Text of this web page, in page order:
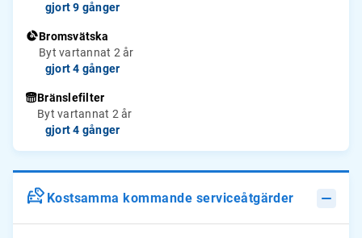
gjort 9 gånger
Bromsvätska
Byt vartannat 2 år
gjort 4 gånger
Bränslefilter
Byt vartannat 2 år
gjort 4 gånger
Kostsamma kommande serviceåtgärder